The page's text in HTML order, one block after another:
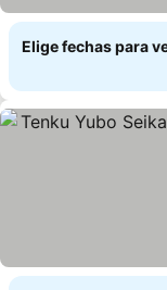
Elige fechas para